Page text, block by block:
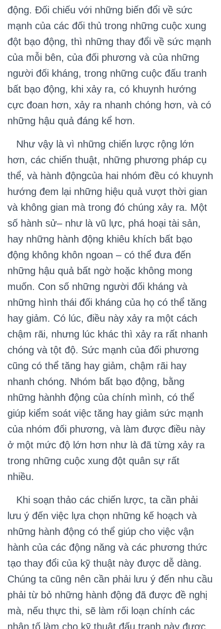
động. Đối chiếu với những biến đổi về sức
mạnh của các đối thủ trong những cuộc xung
đột bạo động, thì những thay đổi về sức mạnh
của mỗi bên, của đối phương và của những
người đối kháng, trong những cuộc đấu tranh
bất bạo động, khi xảy ra, có khuynh hướng
cực đoan hơn, xảy ra nhanh chóng hơn, và có
những hậu quả đáng kể hơn.
Như vậy là vì những chiến lược rộng lớn
hơn, các chiến thuật, những phương pháp cụ
thể, và hành độngcủa hai nhóm đều có khuynh
hướng đem lại những hiệu quả vượt thời gian
và không gian mà trong đó chúng xảy ra. Một
số hành sử– như là vũ lực, phá hoại tài sản,
hay những hành động khiêu khích bất bạo
động không khôn ngoan – có thể đưa đến
những hậu quả bất ngờ hoặc không mong
muốn. Con số những người đối kháng và
những hình thái đối kháng của họ có thể tăng
hay giảm. Có lúc, điều này xảy ra một cách
chậm rãi, nhưng lúc khác thì xảy ra rất nhanh
chóng và tột độ. Sức mạnh của đối phương
cũng có thể tăng hay giảm, chậm rãi hay
nhanh chóng. Nhóm bất bạo động, bằng
những hànhh động của chính mình, có thể
giúp kiểm soát việc tăng hay giảm sức mạnh
của nhóm đối phương, và làm được điều này
ở một mức độ lớn hơn như là đã từng xảy ra
trong những cuộc xung đột quân sự rất
nhiều.
Khi soạn thảo các chiến lược, ta cần phải
lưu ý đến việc lựa chọn những kế hoạch và
những hành động có thể giúp cho việc vận
hành của các động năng và các phương thức
tạo thay đổi của kỹ thuật này được dễ dàng.
Chúng ta cũng nên cần phải lưu ý đến nhu cầu
phải từ bỏ những hành động đã được đề nghị
mà, nếu thực thi, sẽ làm rối loạn chính các
nhân tố làm cho kỹ thuật đấu tranh này được